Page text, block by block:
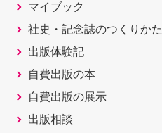
マイブック
社史・記念誌のつくりかた
出版体験記
自費出版の本
自費出版の展示
出版相談